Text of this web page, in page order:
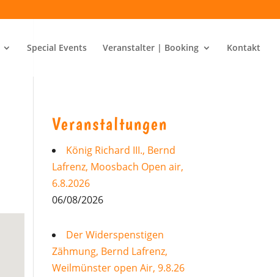
Special Events Veranstalter | Booking Kontakt
Veranstaltungen
König Richard III., Bernd
Lafrenz, Moosbach Open air,
6.8.2026
06/08/2026
Der Widerspenstigen
Zähmung, Bernd Lafrenz,
Weilmünster open Air, 9.8.26